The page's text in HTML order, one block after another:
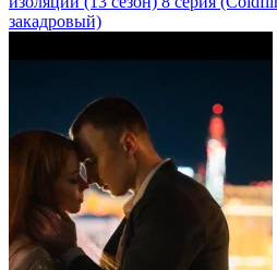
закадровый)